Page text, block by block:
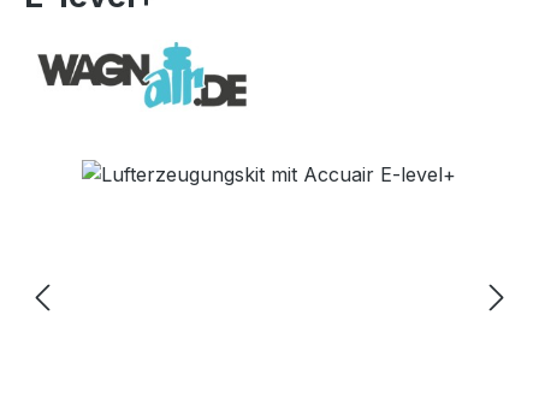
Bildergalerie überspringen